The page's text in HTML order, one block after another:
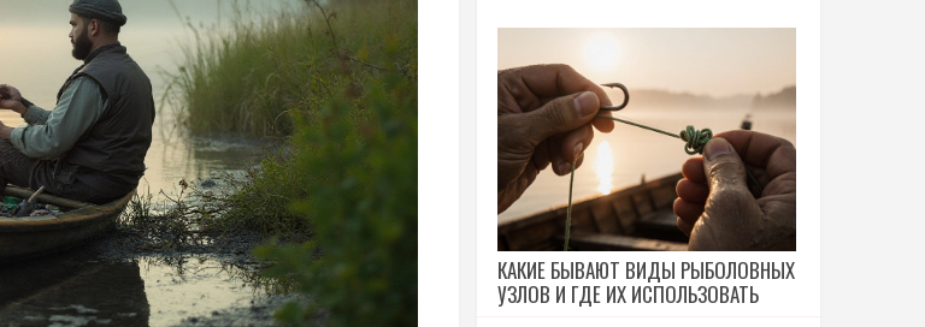
КАКИЕ БЫВАЮТ ВИДЫ РЫБОЛОВНЫХ
УЗЛОВ И ГДЕ ИХ ИСПОЛЬЗОВАТЬ